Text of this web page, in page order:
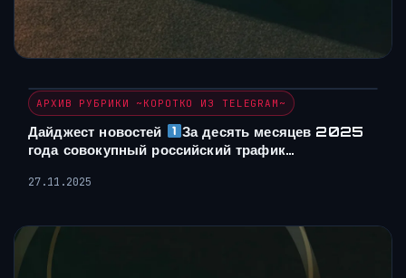
АРХИВ РУБРИКИ ~КОРОТКО ИЗ TELEGRAM~
Дайджест новостей
За десять месяцев 2025
года совокупный российский трафик…
27.11.2025